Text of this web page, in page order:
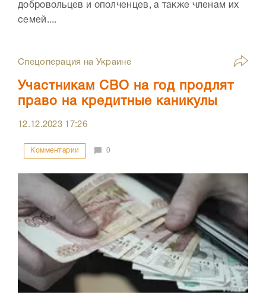
добровольцев и ополченцев, а также членам их
семей....
Спецоперация на Украине
Участникам СВО на год продлят
право на кредитные каникулы
12.12.2023 17:26
Комментарии 0